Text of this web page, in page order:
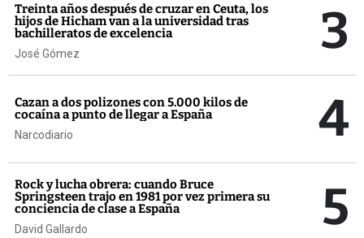
Treinta años después de cruzar en Ceuta, los
hijos de Hicham van a la universidad tras
bachilleratos de excelencia
José Gómez 3
Cazan a dos polizones con 5.000 kilos de
cocaína a punto de llegar a España
Narcodiario 4
Rock y lucha obrera: cuando Bruce
Springsteen trajo en 1981 por vez primera su
conciencia de clase a España
David Gallardo 5